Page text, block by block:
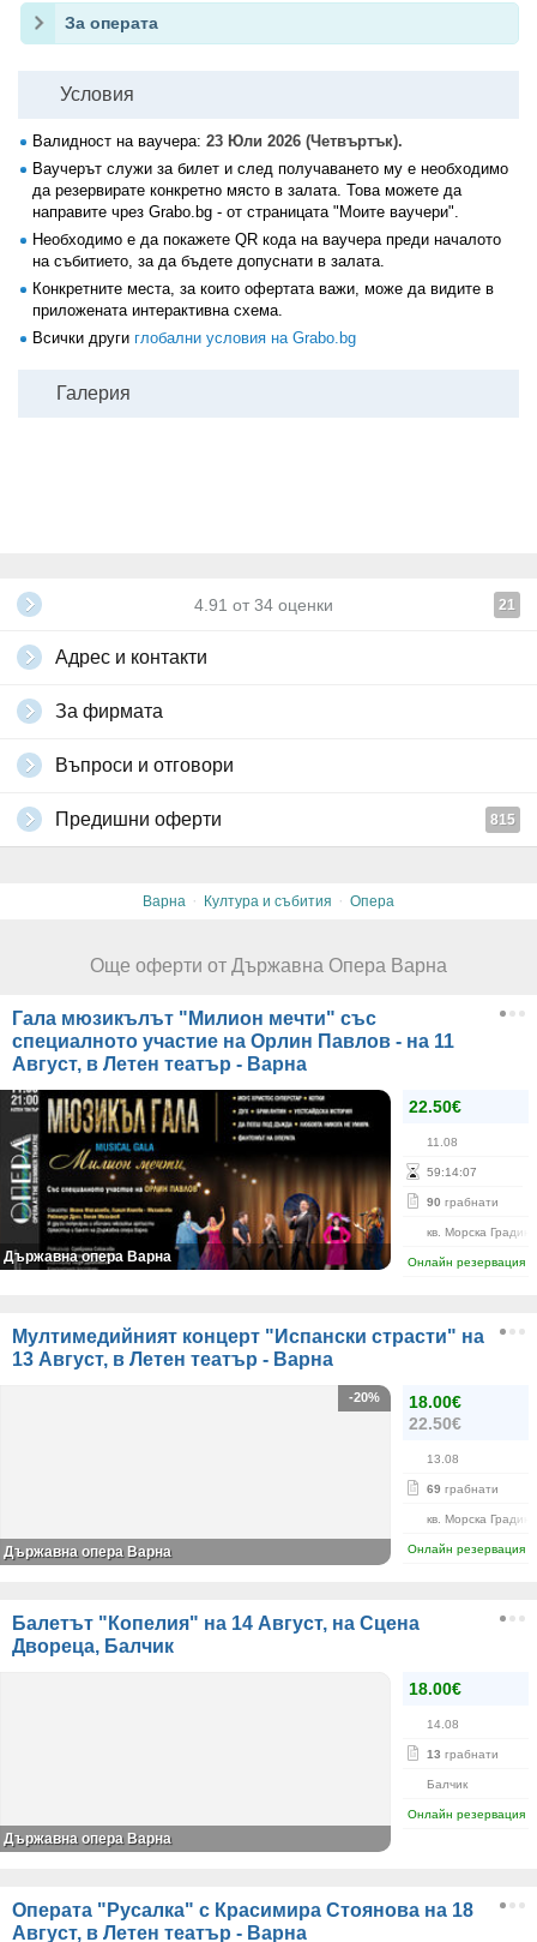
За операта
Условия
Валидност на ваучера: 23 Юли 2026 (Четвъртък).
Ваучерът служи за билет и след получаването му е необходимо
да резервирате конкретно място в залата. Това можете да
направите чрез Grabo.bg - от страницата "Моите ваучери".
Необходимо е да покажете QR кода на ваучера преди началото
на събитието, за да бъдете допуснати в залата.
Конкретните места, за които офертата важи, може да видите в
приложената интерактивна схема.
Всички други глобални условия на Grabo.bg
Галерия
4.91 от 34 оценки 21
Адрес и контакти
За фирмата
Въпроси и отговори
Предишни оферти 815
Варна · Култура и събития · Опера
Още оферти от Държавна Опера Варна
Гала мюзикълът "Милион мечти" със
специалното участие на Орлин Павлов - на 11
Август, в Летен театър - Варна
22.50€
11.08
59:14:07
90 грабнати
кв. Морска Градина
Онлайн резервация
Държавна опера Варна
Мултимедийният концерт "Испански страсти" на
13 Август, в Летен театър - Варна
18.00€
22.50€
13.08
69 грабнати
кв. Морска Градина
Онлайн резервация
-20%
Държавна опера Варна
Балетът "Копелия" на 14 Август, на Сцена
Двореца, Балчик
18.00€
14.08
13 грабнати
Балчик
Онлайн резервация
Държавна опера Варна
Операта "Русалка" с Красимира Стоянова на 18
Август, в Летен театър - Варна